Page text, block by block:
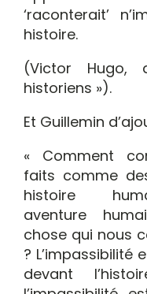
‘raconterait’
histoire.
(Victor Hugo,
historiens »).
Et Guillemin
« Comment
faits comme
histoire
aventure
chose qui nous
? L’impassibilité
devant